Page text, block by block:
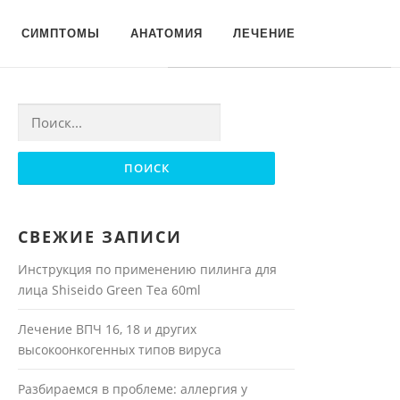
СИМПТОМЫ АНАТОМИЯ ЛЕЧЕНИЕ
Найти:
СВЕЖИЕ ЗАПИСИ
Инструкция по применению пилинга для
лица Shiseido Green Tea 60ml
Лечение ВПЧ 16, 18 и других
высокоонкогенных типов вируса
Разбираемся в проблеме: аллергия у
Для любых предложений по